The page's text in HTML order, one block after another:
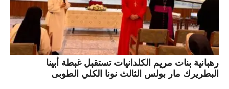
رهبانية بنات مريم الكلدانيات تستقبل غبطة أبينا
البطريرك مار بولس الثالث نونا الكلي الطوبى